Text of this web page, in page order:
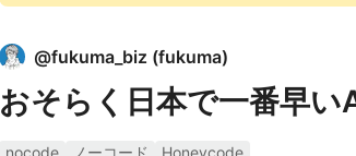
@fukuma_biz (fukuma)
おそらく日本で一番早
nocode ノーコード
Honeycode